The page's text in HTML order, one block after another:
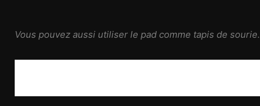
Vous pouvez aussi utiliser le pad comme tapis de sourie.